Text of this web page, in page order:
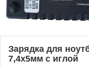
Зарядка для
7,4x5мм с иглой